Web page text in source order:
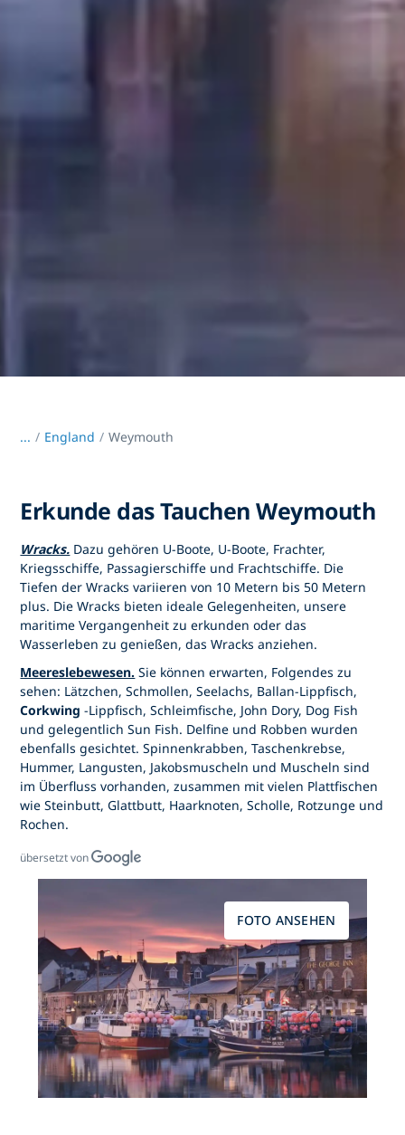
... / England Weymouth
Erkunde das Tauchen Weymouth
Wracks. Dazu gehören U-Boote, U-Boote, Frachter,
Kriegsschiffe, Passagierschiffe und Frachtschiffe. Die
Tiefen der Wracks variieren von 10 Metern bis 50 Metern
plus. Die Wracks bieten ideale Gelegenheiten, unsere
maritime Vergangenheit zu erkunden oder das
Wasserleben zu genießen, das Wracks anziehen.
Meereslebewesen. Sie können erwarten, Folgendes zu
sehen: Lätzchen, Schmollen, Seelachs, Ballan-Lippfisch,
Corkwing -Lippfisch, Schleimfische, John Dory, Dog Fish
und gelegentlich Sun Fish. Delfine und Robben wurden
ebenfalls gesichtet. Spinnenkrabben, Taschenkrebse,
Hummer, Langusten, Jakobsmuscheln und Muscheln sind
im Überfluss vorhanden, zusammen mit vielen Plattfischen
wie Steinbutt, Glattbutt, Haarknoten, Scholle, Rotzunge und
Rochen.
übersetzt von
FOTO ANSEHEN